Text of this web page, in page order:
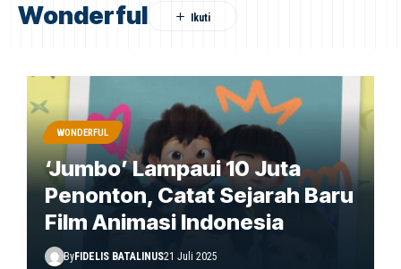
Wonderful
WONDERFUL
‘Jumbo’ Lampaui 10 Juta
Penonton, Catat Sejarah Baru
Film Animasi Indonesia
ByFIDELIS BATALINUS21 Juli 2025